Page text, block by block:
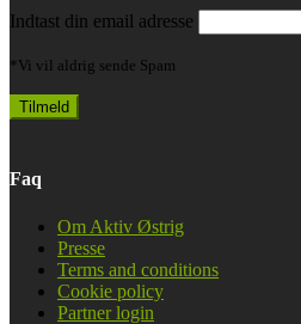
Indtast din email adresse
*Vi vil aldrig sende Spam
Faq
Om Aktiv Østrig
Presse
Terms and conditions
Cookie policy
Partner login